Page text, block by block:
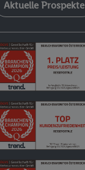
Aktuelle Prospekte